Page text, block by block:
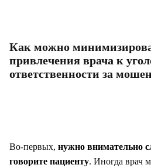
Как можно
привлечения врача к
ответственности за
Во-первых, нужно внимательно
говорите пациенту. Иногда врач